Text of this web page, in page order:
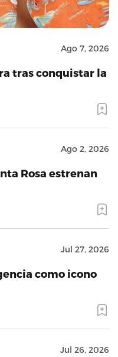
Ago 7, 2026
tras conquistar la
Ago 2, 2026
Rosa estrenan
Jul 27, 2026
como icono
Jul 26, 2026